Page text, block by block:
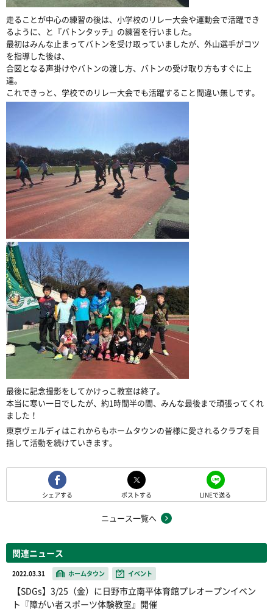
走ることが中心の練習の後は、小学校のリレー大会や運動会で活躍でき
るように、と『バトンタッチ』の練習を行いました。
最初はみんな止まってバトンを受け取っていましたが、外山選手がコツ
を指導した後は、
合図となる声掛けやバトンの渡し方、バトンの受け取り方もすぐに上
達。
これできっと、学校でのリレー大会でも活躍すること間違い無しです。
最後に記念撮影をしてかけっこ教室は終了。
本当に寒い一日でしたが、約1時間半の間、みんな最後まで頑張ってくれ
ました！
東京ヴェルディはこれからもホームタウンの皆様に愛されるクラブを目
指して活動を続けていきます。
シェアする ポストする LINEで送る
ニュース一覧へ
関連ニュース
2022.03.31 ホームタウン イベント
【SDGs】3/25（金）に日野市立南平体育館プレオープンイベン
ト『障がい者スポーツ体験教室』開催